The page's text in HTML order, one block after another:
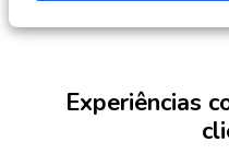
Experiências